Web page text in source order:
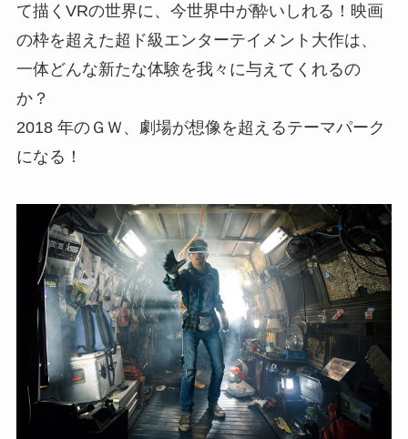
て描くVRの世界に、今世界中が酔いしれる！映画
の枠を超えた超ド級エンターテイメント大作は、
一体どんな新たな体験を我々に与えてくれるの
か？
2018 年のＧＷ、劇場が想像を超えるテーマパーク
になる！